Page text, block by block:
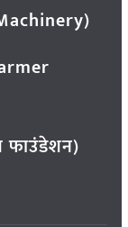
फाउंडेशन)